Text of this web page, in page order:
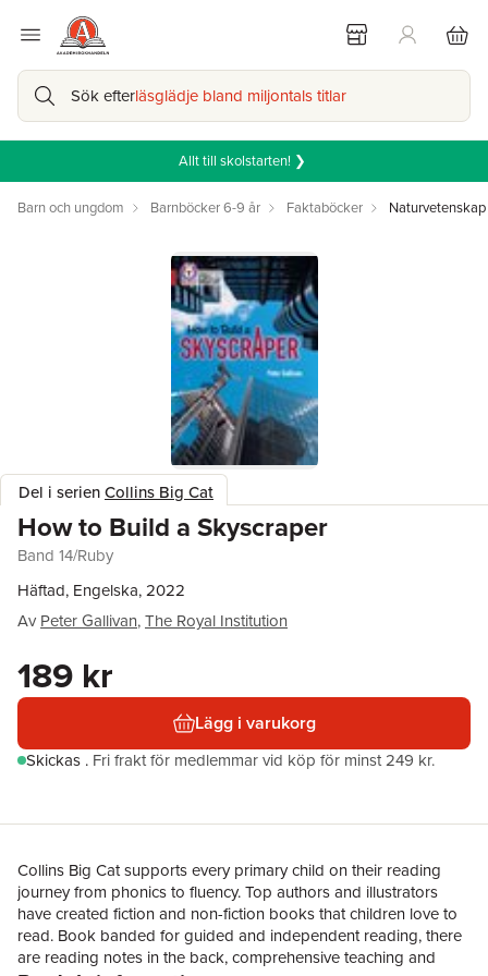
Sök efterläsglädje bland miljontals titlar
Allt till skolstarten! ❯
Barn och ungdom Barnböcker 6-9 år Faktaböcker
Del i serienCollins Big Cat
How to Build a Skyscraper
Band 14/Ruby
Häftad, Engelska, 2022
Av Peter Gallivan,The Royal Institution
189 kr
Lägg i varukorg
Skickas . Fri frakt för medlemmar vid köp för minst 249 kr.
Collins Big Cat supports every primary child on their reading
journey from phonics to fluency. Top authors and illustrators
have created fiction and non-fiction books that children love to
read. Book banded for guided and independent reading, there
are reading notes in the back, comprehensive teaching and